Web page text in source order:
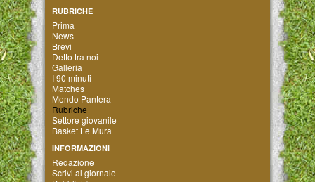
RUBRICHE
Prima
News
Brevi
Detto tra noi
Galleria
I 90 minuti
Matches
Mondo Pantera
Rubriche
Settore giovanile
Basket Le Mura
INFORMAZIONI
Redazione
Scrivi al giornale